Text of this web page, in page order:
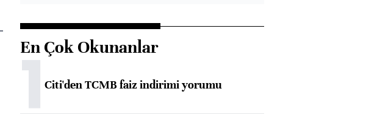
En Çok Okunanlar
1Citi'den TCMB faiz indirimi yorumu